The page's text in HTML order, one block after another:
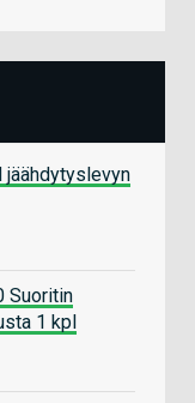
jäähdytyslevyn
Suoritin
1 kpl